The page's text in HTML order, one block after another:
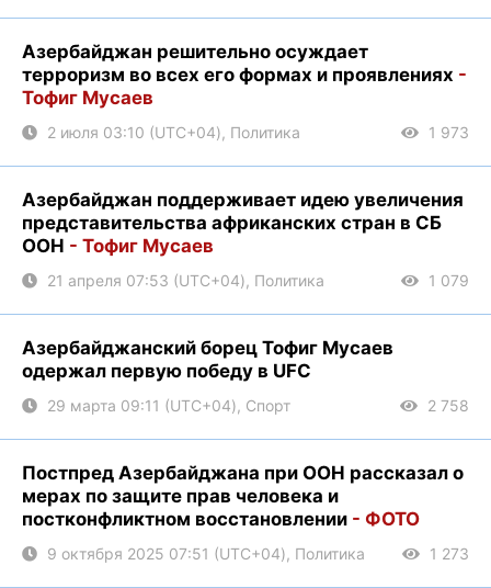
Азербайджан решительно осуждает
терроризм во всех его формах и проявлениях -
Тофиг Мусаев
2 июля 03:10 (UTC+04), Политика 1 973
Азербайджан поддерживает идею увеличения
представительства африканских стран в СБ
ООН - Тофиг Мусаев
21 апреля 07:53 (UTC+04), Политика 1 079
Азербайджанский борец ​​Тофиг Мусаев
одержал первую победу в UFC
29 марта 09:11 (UTC+04), Спорт 2 758
Постпред Азербайджана при ООН рассказал о
мерах по защите прав человека и
постконфликтном восстановлении - ФОТО
9 октября 2025 07:51 (UTC+04), Политика 1 273